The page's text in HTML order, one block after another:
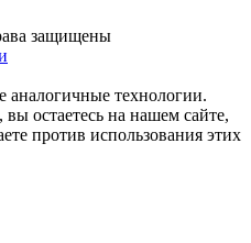
защищены
технологии.
остаетесь на нашем сайте,
против использования этих